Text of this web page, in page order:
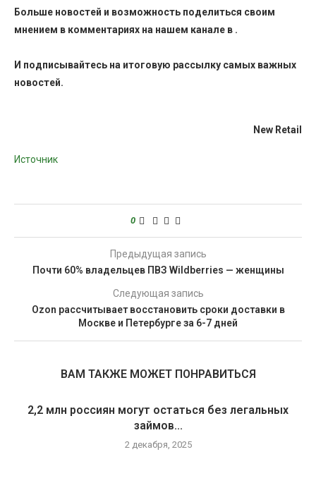
Больше новостей и возможность поделиться своим
мнением в комментариях на нашем канале в .
И подписывайтесь на итоговую рассылку самых важных
новостей.
New Retail
Источник
0
Предыдущая запись
Почти 60% владельцев ПВЗ Wildberries — женщины
Следующая запись
Ozon рассчитывает восстановить сроки доставки в
Москве и Петербурге за 6-7 дней
ВАМ ТАКЖЕ МОЖЕТ ПОНРАВИТЬСЯ
2,2 млн россиян могут остаться без легальных
займов...
2 декабря, 2025